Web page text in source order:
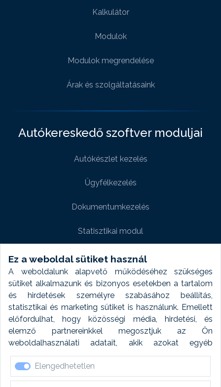
Ez a weboldal sütiket használ
A weboldalunk alapvető működéséhez szükséges
sütiket alkalmazunk és bizonyos esetekben a tartalom
és hirdetések személyre szabásához beállítás,
statisztikai és marketing sütiket is használunk. Emellett
előfordulhat, hogy közösségi média, hirdetési, és
elemző partnereinkkel megosztjuk az Ön
weboldalhasználati adatait, akik azokat egyéb
forrásokból gyűjtött adatokkal kombinálhatják. A sütik
elfogadásával kapcsolatosan naplózást végzünk és
ezen adatokat 6 hónap után automatikusan töröljük. A
Elengedhetetlen
Kalkulátor
Modulok
Modulok megrendelése
Árak és szolgáltatásaink
Autókereskedő szoftver moduljai
Autókészlet kezelés
Ügyfélkezelés
Dokumentumkezelés
Statisztikai modul
Weboldal modul
Fényképtár extra modul
Autómosó modul
Feladatütemezés